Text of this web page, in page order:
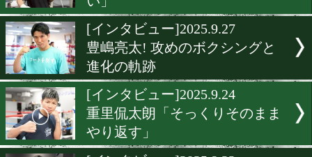
安達陸虎! 苦境を乗り越え
いにタイトルへ!
[インタビュー]2025.9.27
寺下列「大切な人に報告し
い」
[インタビュー]2025.9.27